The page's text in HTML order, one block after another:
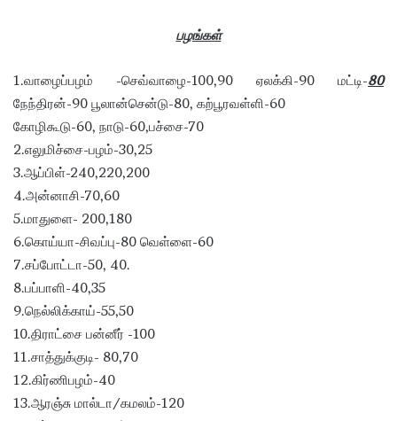
பழங்கள்
1.வாழைப்பழம் -செவ்வாழை-100,90 ஏலக்கி-90 மட்டி-80
நேந்திரன்-90 பூலான்சென்டு-80, கற்பூரவள்ளி-60
கோழிகூடு-60, நாடு-60,பச்சை-70
2.எலுமிச்சை-பழம்-30,25
3.ஆப்பிள்-240,220,200
4.அன்னாசி-70,60
5.மாதுளை- 200,180
6.கொய்யா-சிவப்பு-80 வெள்ளை-60
7.சப்போட்டா-50, 40.
8.பப்பாளி-40,35
9.நெல்லிக்காய்-55,50
10.திராட்சை பன்னீர் -100
11.சாத்துக்குடி- 80,70
12.கிர்ணிபழம்-40
13.ஆரஞ்சு மால்டா/கமலம்-120